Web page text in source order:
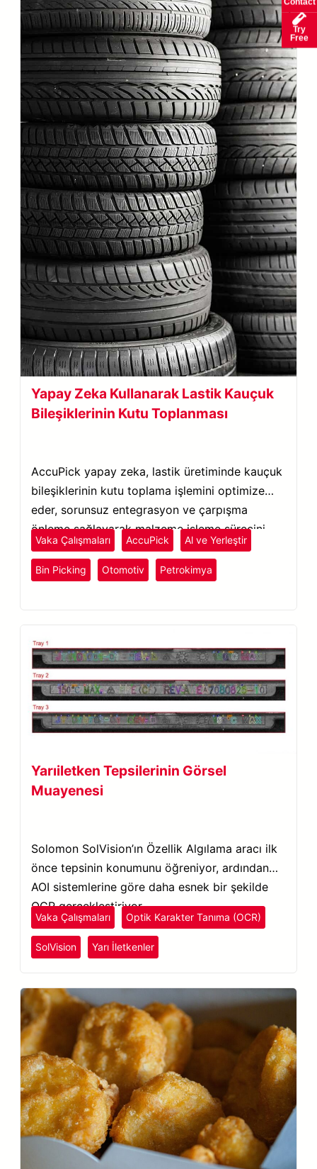
Yapay Zeka Kullanarak Lastik Kauçuk
Bileşiklerinin Kutu Toplanması
AccuPick yapay zeka, lastik üretiminde kauçuk
bileşiklerinin kutu toplama işlemini optimize
eder, sorunsuz entegrasyon ve çarpışma
önleme sağlayarak malzeme işleme sürecini
geliştirir.
Vaka Çalışmaları AccuPick Al ve Yerleştir
Bin Picking Otomotiv Petrokimya
Yarıiletken Tepsilerinin Görsel
Muayenesi
Solomon SolVision’ın Özellik Algılama aracı ilk
önce tepsinin konumunu öğreniyor, ardından
AOI sistemlerine göre daha esnek bir şekilde
OCR gerçekleştiriyor.
Vaka Çalışmaları Optik Karakter Tanıma (OCR)
SolVision Yarı İletkenler
Try
Free